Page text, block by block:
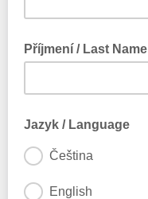
Příjmení / Last Name
Jazyk / Language
Čeština
English